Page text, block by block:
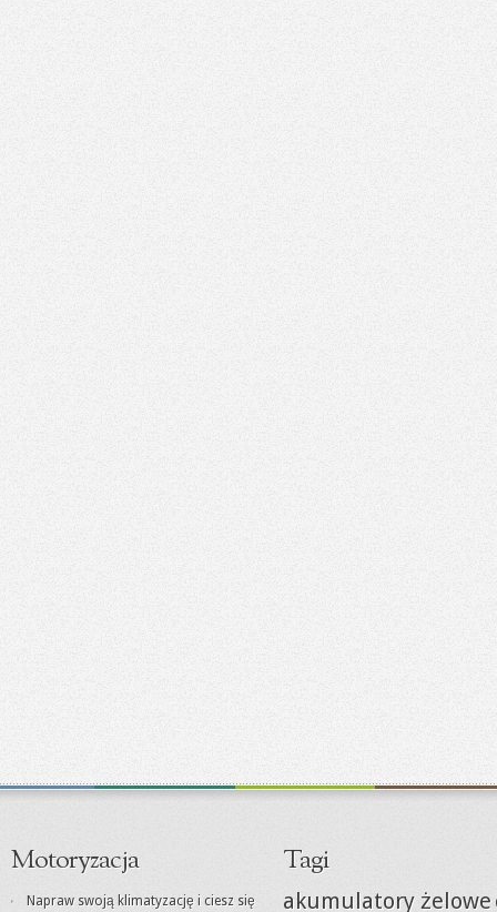
Motoryzacja
Napraw swoją klimatyzację i ciesz się
Tagi
akumulatory żelowe